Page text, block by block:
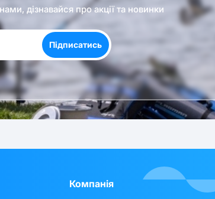
дізнавайся про акції та новинки
Підписатись
Компанія